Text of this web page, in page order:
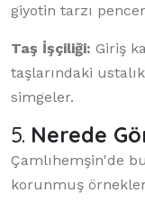
giyotin tarzı
Taş İşçiliği: Giriş
taşlarındaki
simgeler.
5. Nerede
Çamlıhemşin'de
korunmuş